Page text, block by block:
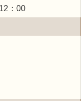
：00